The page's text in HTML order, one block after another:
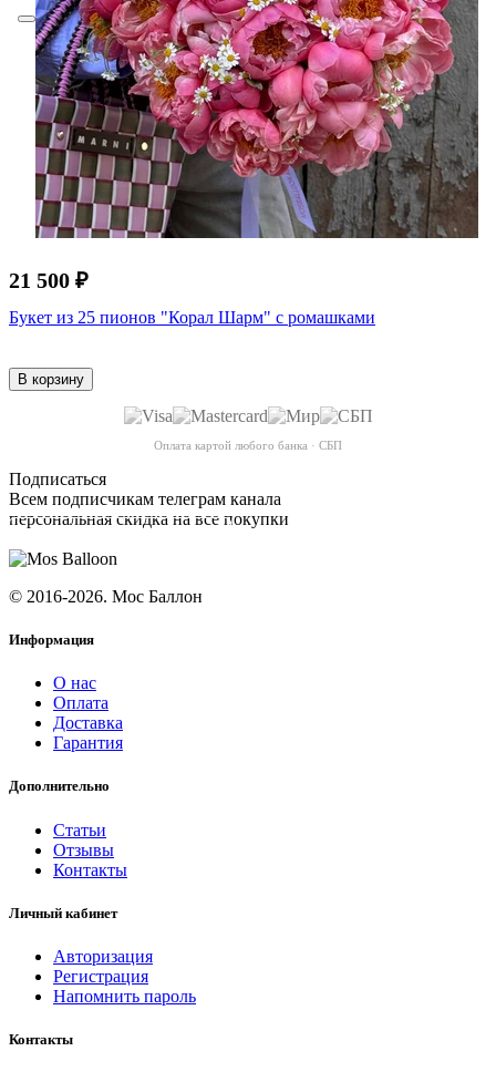
21 500 ₽
Букет из 25 пионов "Корал Шарм" с ромашками
В корзину
Оплата картой любого банка · СБП
Подписаться
Всем подписчикам телеграм канала
персональная скидка на все покупки
© 2016-2026. Мос Баллон
Информация
О нас
Оплата
Доставка
Гарантия
Дополнительно
Статьи
Отзывы
Контакты
Личный кабинет
Авторизация
Регистрация
Напомнить пароль
Контакты